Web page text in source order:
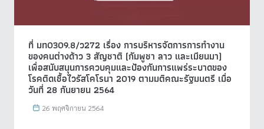
ที่ มท0309.8/ว272 เรื่อง การบริหารจัดการการทำงาน
ของคนต่างด้าว 3 สัญชาติ (กัมพูชา ลาว และเมียนมา)
เพื่อสนับสนุนการควบคุมและป้องกันการแพร่ระบาดของ
โรคติดเชื้อไวรัสโคโรนา 2019 ตามมติคณะรัฐมนตรี เมื่อ
วันที่ 28 กันยายน 2564
26 พฤศจิกายน 2564